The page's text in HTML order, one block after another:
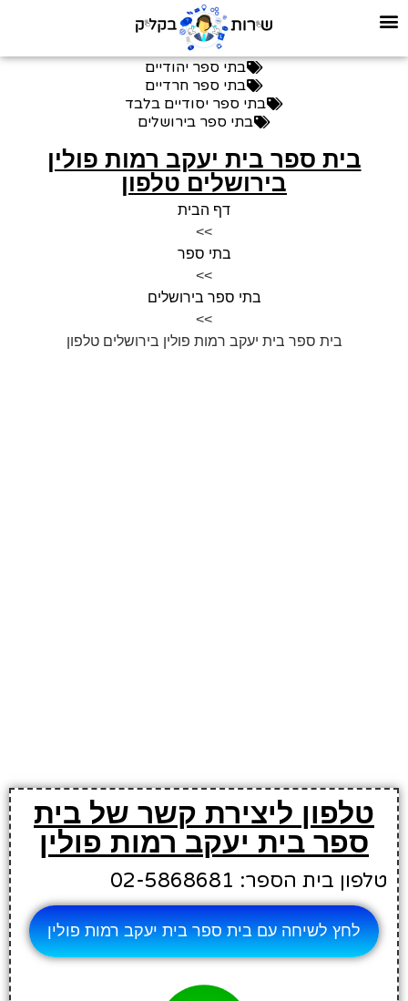
בתי ספר יהודיים
בתי ספר חרדיים
בתי ספר יסודיים בלבד
בתי ספר בירושלים
בית ספר בית יעקב רמות פולין
בירושלים טלפון
דף הבית
>>
בתי ספר
>>
בתי ספר בירושלים
>>
בית ספר בית יעקב רמות פולין בירושלים טלפון
טלפון ליצירת קשר של בית
ספר בית יעקב רמות פולין
טלפון בית הספר: 02-5868681
לחץ לשיחה עם בית ספר בית יעקב רמות פולין